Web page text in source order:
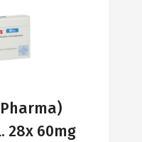
28x 60mg